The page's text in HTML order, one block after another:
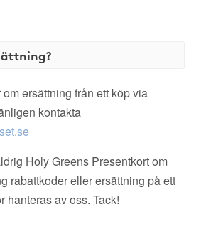
ersättning från ett köp via
kontakta
Holy Greens Presentkort om
rabattkoder eller ersättning på ett
hanteras av oss. Tack!